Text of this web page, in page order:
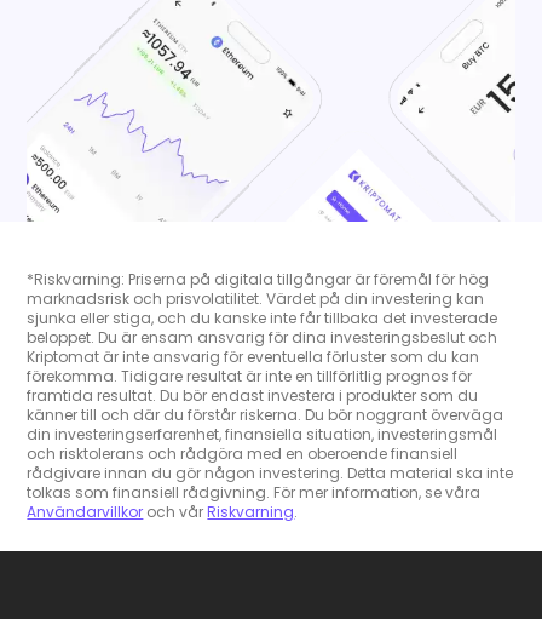
*Riskvarning: Priserna på digitala tillgångar är föremål för hög
marknadsrisk och prisvolatilitet. Värdet på din investering kan
sjunka eller stiga, och du kanske inte får tillbaka det investerade
beloppet. Du är ensam ansvarig för dina investeringsbeslut och
Kriptomat är inte ansvarig för eventuella förluster som du kan
förekomma. Tidigare resultat är inte en tillförlitlig prognos för
framtida resultat. Du bör endast investera i produkter som du
känner till och där du förstår riskerna. Du bör noggrant överväga
din investeringserfarenhet, finansiella situation, investeringsmål
och risktolerans och rådgöra med en oberoende finansiell
rådgivare innan du gör någon investering. Detta material ska inte
tolkas som finansiell rådgivning. För mer information, se våra
Användarvillkor och vårRiskvarning.